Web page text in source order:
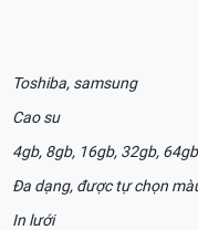
Toshiba, samsung
Cao su
4gb, 8gb, 16gb, 32gb,
Đa dạng, được tự chọn
In lưới